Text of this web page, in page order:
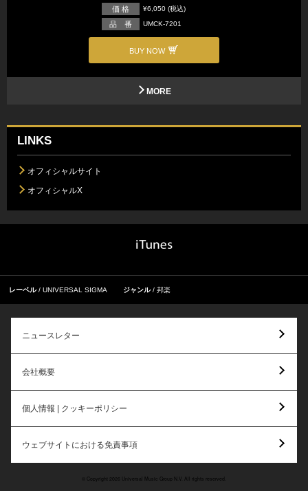
価 格 ¥6,050 (税込)
品 番 UMCK-7201
BUY NOW
MORE
LINKS
オフィシャルサイト
オフィシャルX
レーベル UNIVERSAL SIGMA ジャンル 邦楽
ニュースレター
会社概要
個人情報 | クッキーポリシー
ウェブサイトにおける免責事項
© Copyright 2026 Universal Music Group N.V. All rights reserved.